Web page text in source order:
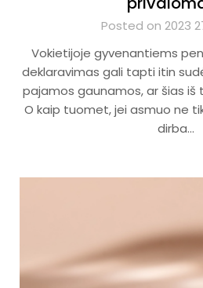
Posted on 2023
Vokietijoje gyvenantiems
deklaravimas gali tapti itin
pajamos gaunamos, ar šias iš
O kaip tuomet, jei asmuo ne
dirba…